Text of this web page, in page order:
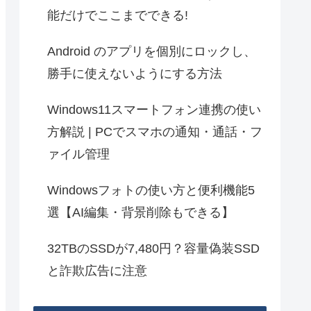
能だけでここまでできる!
Android のアプリを個別にロックし、
勝手に使えないようにする方法
Windows11スマートフォン連携の使い
方解説 | PCでスマホの通知・通話・フ
ァイル管理
Windowsフォトの使い方と便利機能5
選【AI編集・背景削除もできる】
32TBのSSDが7,480円？容量偽装SSD
と詐欺広告に注意